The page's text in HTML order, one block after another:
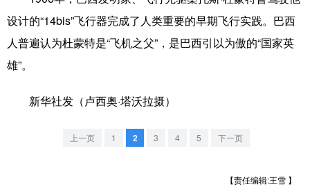
文化产业
地方频道
江西
设计的“14bis”飞行器完成了人类重要的早期飞行实践。巴西
人普遍认为杜蒙特是“飞机之父”，是巴西引以为傲的“国家英
雄”。
新华社发（卢西奥·塔沃拉摄）
上一页 1 2 3 4 5 下一页
【责任编辑:王雪 】